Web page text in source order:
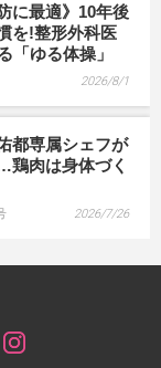
に最適》10年後
を!整形外科医
「ゆる体操」
2026/8/1
都専属シェフが
鶏肉は身体づく
2026/7/26